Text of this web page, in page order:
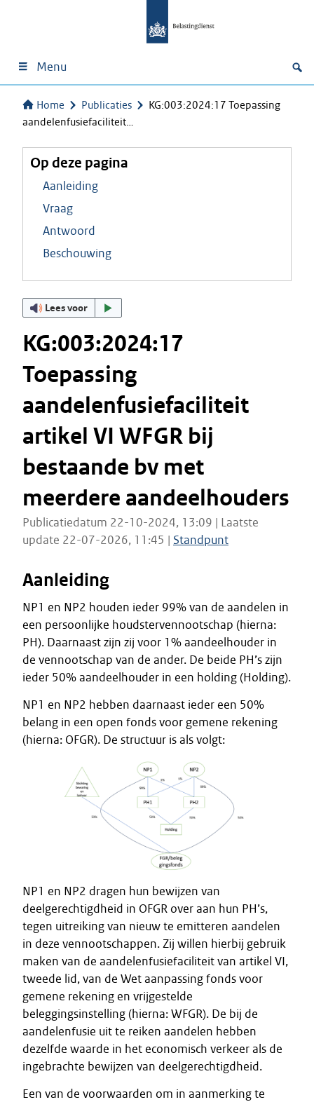
Menu
Home Publicaties
KG:003:2024:17 Toepassing
aandelenfusiefaciliteit…
Op deze pagina
Aanleiding
Vraag
Antwoord
Beschouwing
Lees voor
KG:003:2024:17
Toepassing
aandelenfusiefaciliteit
artikel VI WFGR bij
bestaande bv met
meerdere aandeelhouders
Publicatiedatum 22-10-2024, 13:09 | Laatste
update 22-07-2026, 11:45 | Standpunt
Aanleiding
NP1 en NP2 houden ieder 99% van de aandelen in
een persoonlijke houdstervennootschap (hierna:
PH). Daarnaast zijn zij voor 1% aandeelhouder in
de vennootschap van de ander. De beide PH’s zijn
ieder 50% aandeelhouder in een holding (Holding).
NP1 en NP2 hebben daarnaast ieder een 50%
belang in een open fonds voor gemene rekening
(hierna: OFGR). De structuur is als volgt:
NP1 en NP2 dragen hun bewijzen van
deelgerechtigdheid in OFGR over aan hun PH’s,
tegen uitreiking van nieuw te emitteren aandelen
in deze vennootschappen. Zij willen hierbij gebruik
maken van de aandelenfusiefaciliteit van artikel VI,
tweede lid, van de Wet aanpassing fonds voor
gemene rekening en vrijgestelde
beleggingsinstelling (hierna: WFGR). De bij de
aandelenfusie uit te reiken aandelen hebben
dezelfde waarde in het economisch verkeer als de
ingebrachte bewijzen van deelgerechtigdheid.
Een van de voorwaarden om in aanmerking te